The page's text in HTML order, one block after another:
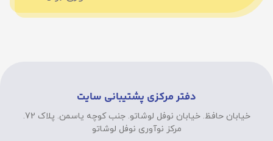
دفتر مرکزی پشتیبانی سایت
خیابان حافظ. خیابان نوفل لوشاتو. جنب کوچه یاسمن. پلاک 72.
مرکز نوآوری نوفل لوشاتو